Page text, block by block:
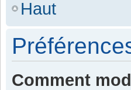
Haut
Comment